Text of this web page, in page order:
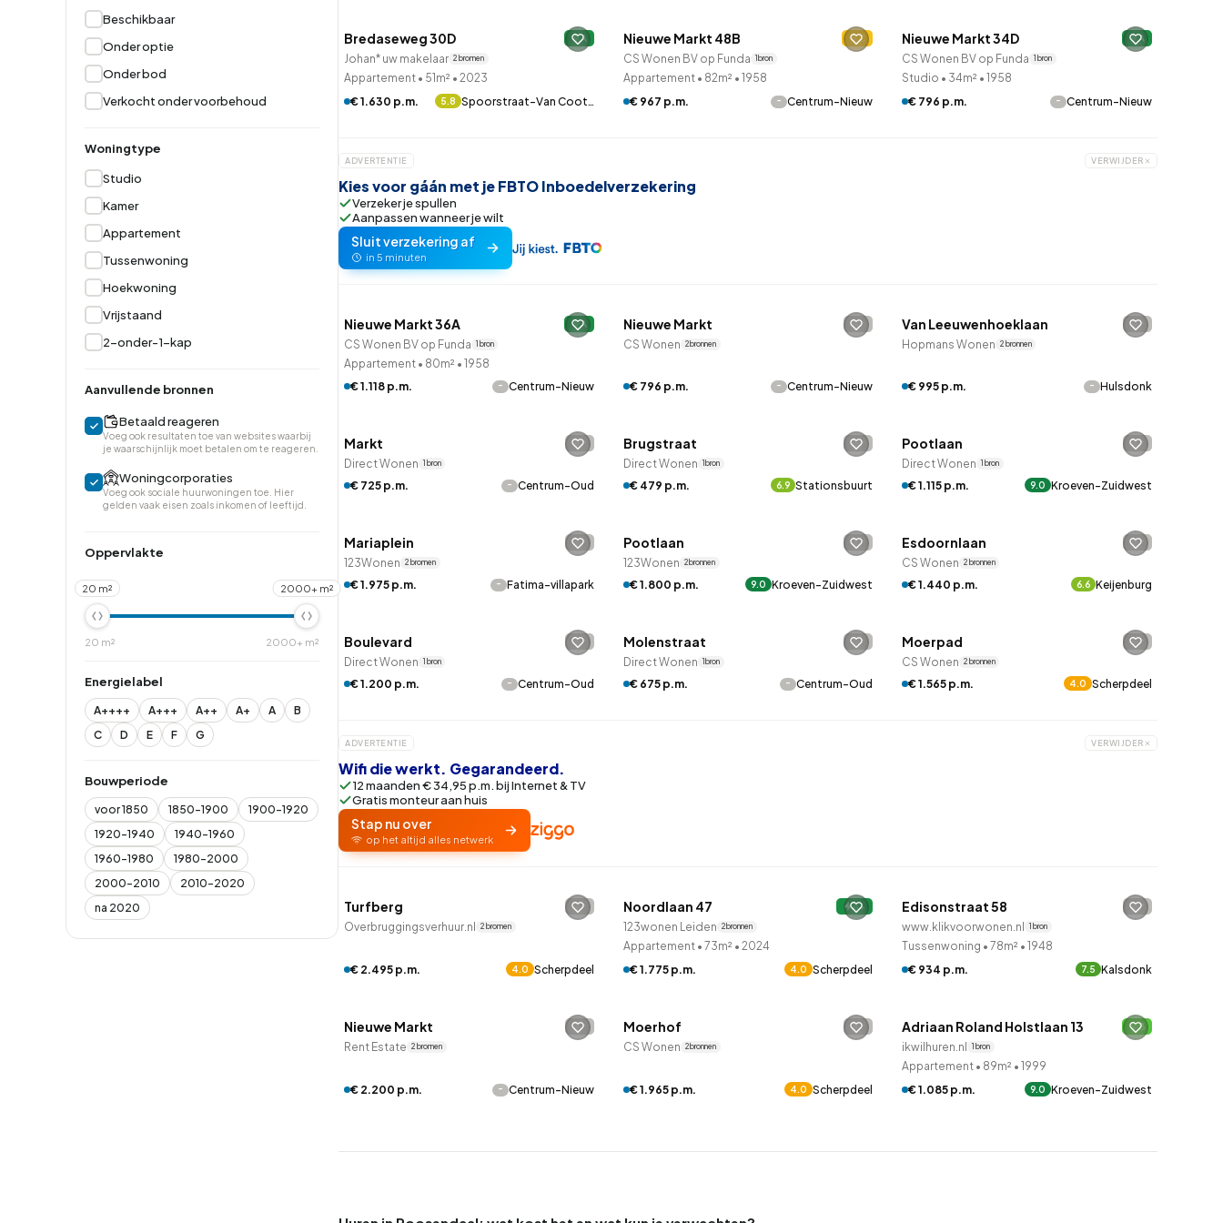
Hoekwoning 2-onder-1-kap Vrijstaand
Hoekwoning Kamers
Beschikbaar
Onder optie
Onder bod
Verkocht onder voorbehoud
Woningtype
Studio
Kamer
Appartement
Tussenwoning
Hoekwoning
Vrijstaand
2-onder-1-kap
Aanvullende bronnen
Betaald reageren
Voeg ook resultaten toe van websites waarbij
je waarschijnlijk moet betalen om te reageren.
Woningcorporaties
Voeg ook sociale huurwoningen toe. Hier
gelden vaak eisen zoals inkomen of leeftijd.
Oppervlakte
20 m² 2000+ m²
20 m² 2000+ m²
Energielabel
A++++ A+++ A++ A+ A
B
C
D E F G
Bouwperiode
voor 1850 1850-1900
1900-1920
1920-1940
1940-1960
1960-1980
1980-2000
2000-2010
2010-2020
na 2020
Bredaseweg 30D A
Johan* uw makelaar 2 bronnen
Appartement • 51m² • 2023
€ 1.630 p.m.
5.8 Spoorstraat-Van Coot…
Nieuwe Markt 48B C
CS Wonen BV op Funda 1 bron
Appartement • 82m² • 1958
€ 967 p.m.
- Centrum-Nieuw
Nieuwe Markt 34D A
CS Wonen BV op Funda 1 bron
Studio • 34m² • 1958
€ 796 p.m.
- Centrum-Nieuw
ADVERTENTIE VERWIJDER
Kies voor gáán met je FBTO Inboedelverzekering
Verzeker je spullen
Aanpassen wanneer je wilt
Sluit verzekering af
in 5 minuten
Nieuwe Markt 36A A
CS Wonen BV op Funda 1 bron
Appartement • 80m² • 1958
€ 1.118 p.m.
- Centrum-Nieuw
Nieuwe Markt -
CS Wonen 2 bronnen
€ 796 p.m. - Centrum-Nieuw
Van Leeuwenhoeklaan -
Hopmans Wonen 2 bronnen
€ 995 p.m. - Hulsdonk
Markt -
Direct Wonen 1 bron
€ 725 p.m. - Centrum-Oud
Brugstraat -
Direct Wonen 1 bron
€ 479 p.m. 6.9 Stationsbuurt
Pootlaan -
Direct Wonen 1 bron
€ 1.115 p.m. 9.0 Kroeven-Zuidwest
Mariaplein -
123Wonen 2 bronnen
€ 1.975 p.m. - Fatima-villapark
Pootlaan -
123Wonen 2 bronnen
€ 1.800 p.m. 9.0 Kroeven-Zuidwest
Esdoornlaan -
CS Wonen 2 bronnen
€ 1.440 p.m. 6.6 Keijenburg
Boulevard -
Direct Wonen 1 bron
€ 1.200 p.m. - Centrum-Oud
Molenstraat -
Direct Wonen 1 bron
€ 675 p.m. - Centrum-Oud
Moerpad -
CS Wonen 2 bronnen
€ 1.565 p.m. 4.0 Scherpdeel
ADVERTENTIE VERWIJDER
Wifi die werkt. Gegarandeerd.
12 maanden € 34,95 p.m. bij Internet & TV
Gratis monteur aan huis
Stap nu over
op het altijd alles netwerk
Turfberg -
Overbruggingsverhuur.nl 2 bronnen
€ 2.495 p.m. 4.0 Scherpdeel
Noordlaan 47 A+
123wonen Leiden 2 bronnen
Appartement • 73m² • 2024
€ 1.775 p.m.
4.0 Scherpdeel
Edisonstraat 58 -
www.klikvoorwonen.nl 1 bron
Tussenwoning • 78m² • 1948
€ 934 p.m.
7.5 Kalsdonk
Nieuwe Markt -
Rent Estate 2 bronnen
€ 2.200 p.m. - Centrum-Nieuw
Moerhof -
CS Wonen 2 bronnen
€ 1.965 p.m. 4.0 Scherpdeel
Adriaan Roland Holstlaan 13 B
ikwilhuren.nl 1 bron
Appartement • 89m² • 1999
€ 1.085 p.m.
9.0 Kroeven-Zuidwest